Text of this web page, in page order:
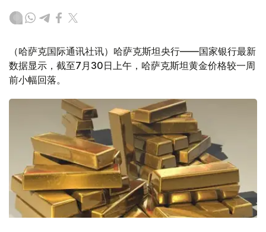
（哈萨克国际通讯社讯）哈萨克斯坦央行——国家银行最新
数据显示，截至7月30日上午，哈萨克斯坦黄金价格较一周
前小幅回落。